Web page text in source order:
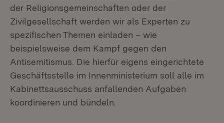
der Religionsgemeinschaften oder der
Zivilgesellschaft werden wir als Experten zu
spezifischen Themen einladen – wie
beispielsweise dem Kampf gegen den
Antisemitismus. Die hierfür eigens eingerichtete
Geschäftsstelle im Innenministerium soll alle im
Kabinettsausschuss anfallenden Aufgaben
koordinieren und bündeln.